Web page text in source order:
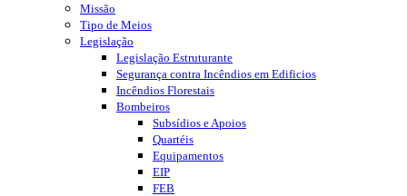
Missão
Tipo de Meios
Legislação
Legislação Estruturante
Segurança contra Incêndios em Edificios
Incêndios Florestais
Bombeiros
Subsídios e Apoios
Quartéis
Equipamentos
EIP
FEB